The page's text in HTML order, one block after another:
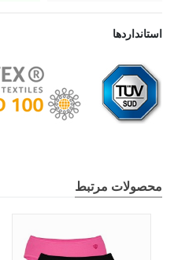
استانداردها
محصولات مرتبط